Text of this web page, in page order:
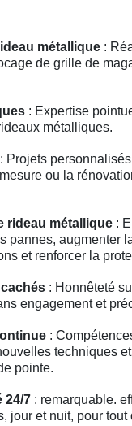
métallique :
de grille de
: Expertise
métalliques.
: Projets
ou la
rideau métallique :
pannes, augmenter
et renforcer la
: Honnêteté
engagement et
:
techniques
pointe.
24/7 : remarquable.
jour et nuit, pour tout